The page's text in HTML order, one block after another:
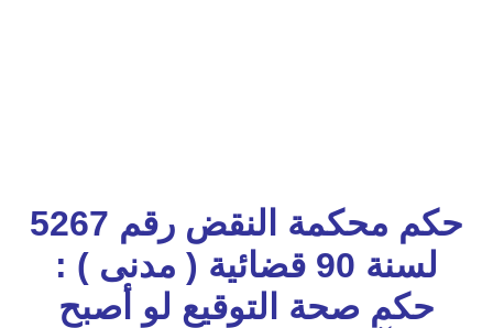
حكم محكمة النقض رقم 5267
لسنة 90 قضائية ( مدنى ) :
حكم صحة التوقيع لو أصبح